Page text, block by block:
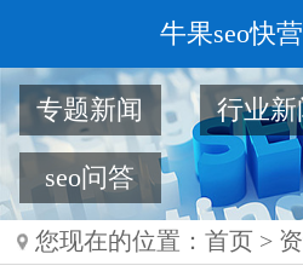
牛果seo快
专题新闻 行业新
seo问答
您现在的位置： 首页 >